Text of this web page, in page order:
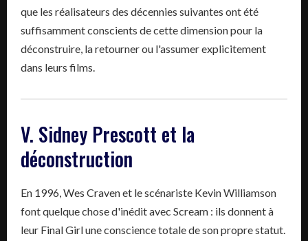
que les réalisateurs des décennies suivantes ont été
suffisamment conscients de cette dimension pour la
déconstruire, la retourner ou l'assumer explicitement
dans leurs films.
V. Sidney Prescott et la
déconstruction
En 1996, Wes Craven et le scénariste Kevin Williamson
font quelque chose d'inédit avec Scream : ils donnent à
leur Final Girl une conscience totale de son propre statut.